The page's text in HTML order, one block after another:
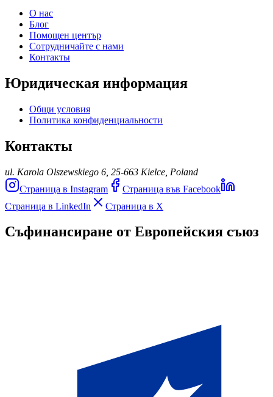
О нас
Блог
Помощен център
Сотрудничайте с нами
Контакты
Юридическая информация
Общи условия
Политика конфиденциальности
Контакты
ul. Karola Olszewskiego 6, 25-663 Kielce, Poland
Страница в Instagram
Страница във Facebook
Страница в LinkedIn
Страница в X
Съфинансиране от Европейския съюз